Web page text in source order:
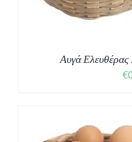
Αυγά Ελευθέρας
€